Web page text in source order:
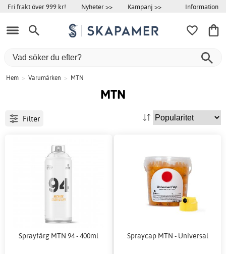
Fri frakt över 999 kr! Nyheter >> Kampanj >> Information
Hem > Varumärken > MTN
MTN
Filter
Sprayfärg MTN 94 - 400ml Spraycap MTN - Universal